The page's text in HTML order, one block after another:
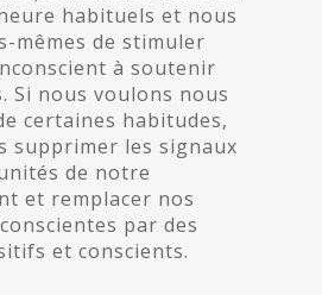
habituels et nous
mêmes de stimuler
à soutenir
Si nous voulons nous
certaines habitudes,
supprimer les signaux
de notre
et remplacer nos
par des
et conscients.